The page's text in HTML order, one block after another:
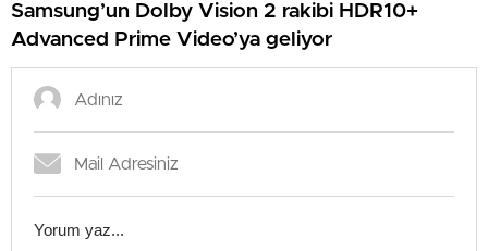
Samsung’un Dolby Vision 2 rakibi HDR10+
Advanced Prime Video’ya geliyor